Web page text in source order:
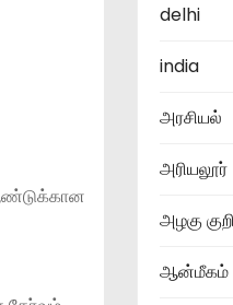
delhi
india
அரசியல்
அரியலூர்
அழகு
ஆன்மீகம்